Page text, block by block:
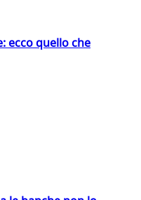
ecco quello che